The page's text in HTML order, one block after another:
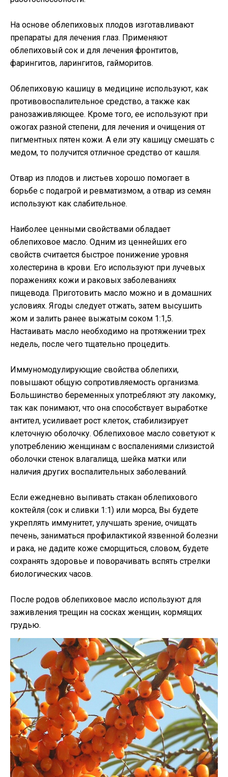
На основе облепиховых плодов изготавливают
препараты для лечения глаз. Применяют
облепиховый сок и для лечения фронтитов,
фарингитов, ларингитов, гайморитов.
Облепиховую кашицу в медицине используют, как
противовоспалительное средство, а также как
ранозаживляющее. Кроме того, ее используют при
ожогах разной степени, для лечения и очищения от
пигментных пятен кожи. А ели эту кашицу смешать с
медом, то получится отличное средство от кашля.
Отвар из плодов и листьев хорошо помогает в
борьбе с подагрой и ревматизмом, а отвар из семян
используют как слабительное.
Наиболее ценными свойствами обладает
облепиховое масло. Одним из ценнейших его
свойств считается быстрое понижение уровня
холестерина в крови. Его используют при лучевых
поражениях кожи и раковых заболеваниях
пищевода. Приготовить масло можно и в домашних
условиях. Ягоды следует отжать, затем высушить
жом и залить ранее выжатым соком 1:1,5.
Настаивать масло необходимо на протяжении трех
недель, после чего тщательно процедить.
Иммуномодулирующие свойства облепихи,
повышают общую сопротивляемость организма.
Большинство беременных употребляют эту лакомку,
так как понимают, что она способствует выработке
антител, усиливает рост клеток, стабилизирует
клеточную оболочку. Облепиховое масло советуют к
употреблению женщинам с воспалениями слизистой
оболочки стенок влагалища, шейка матки или
наличия других воспалительных заболеваний.
Если ежедневно выпивать стакан облепихового
коктейля (сок и сливки 1:1) или морса, Вы будете
укреплять иммунитет, улучшать зрение, очищать
печень, заниматься профилактикой язвенной болезни
и рака, не дадите коже сморщиться, словом, будете
сохранять здоровье и поворачивать вспять стрелки
биологических часов.
После родов облепиховое масло используют для
заживления трещин на сосках женщин, кормящих
грудью.